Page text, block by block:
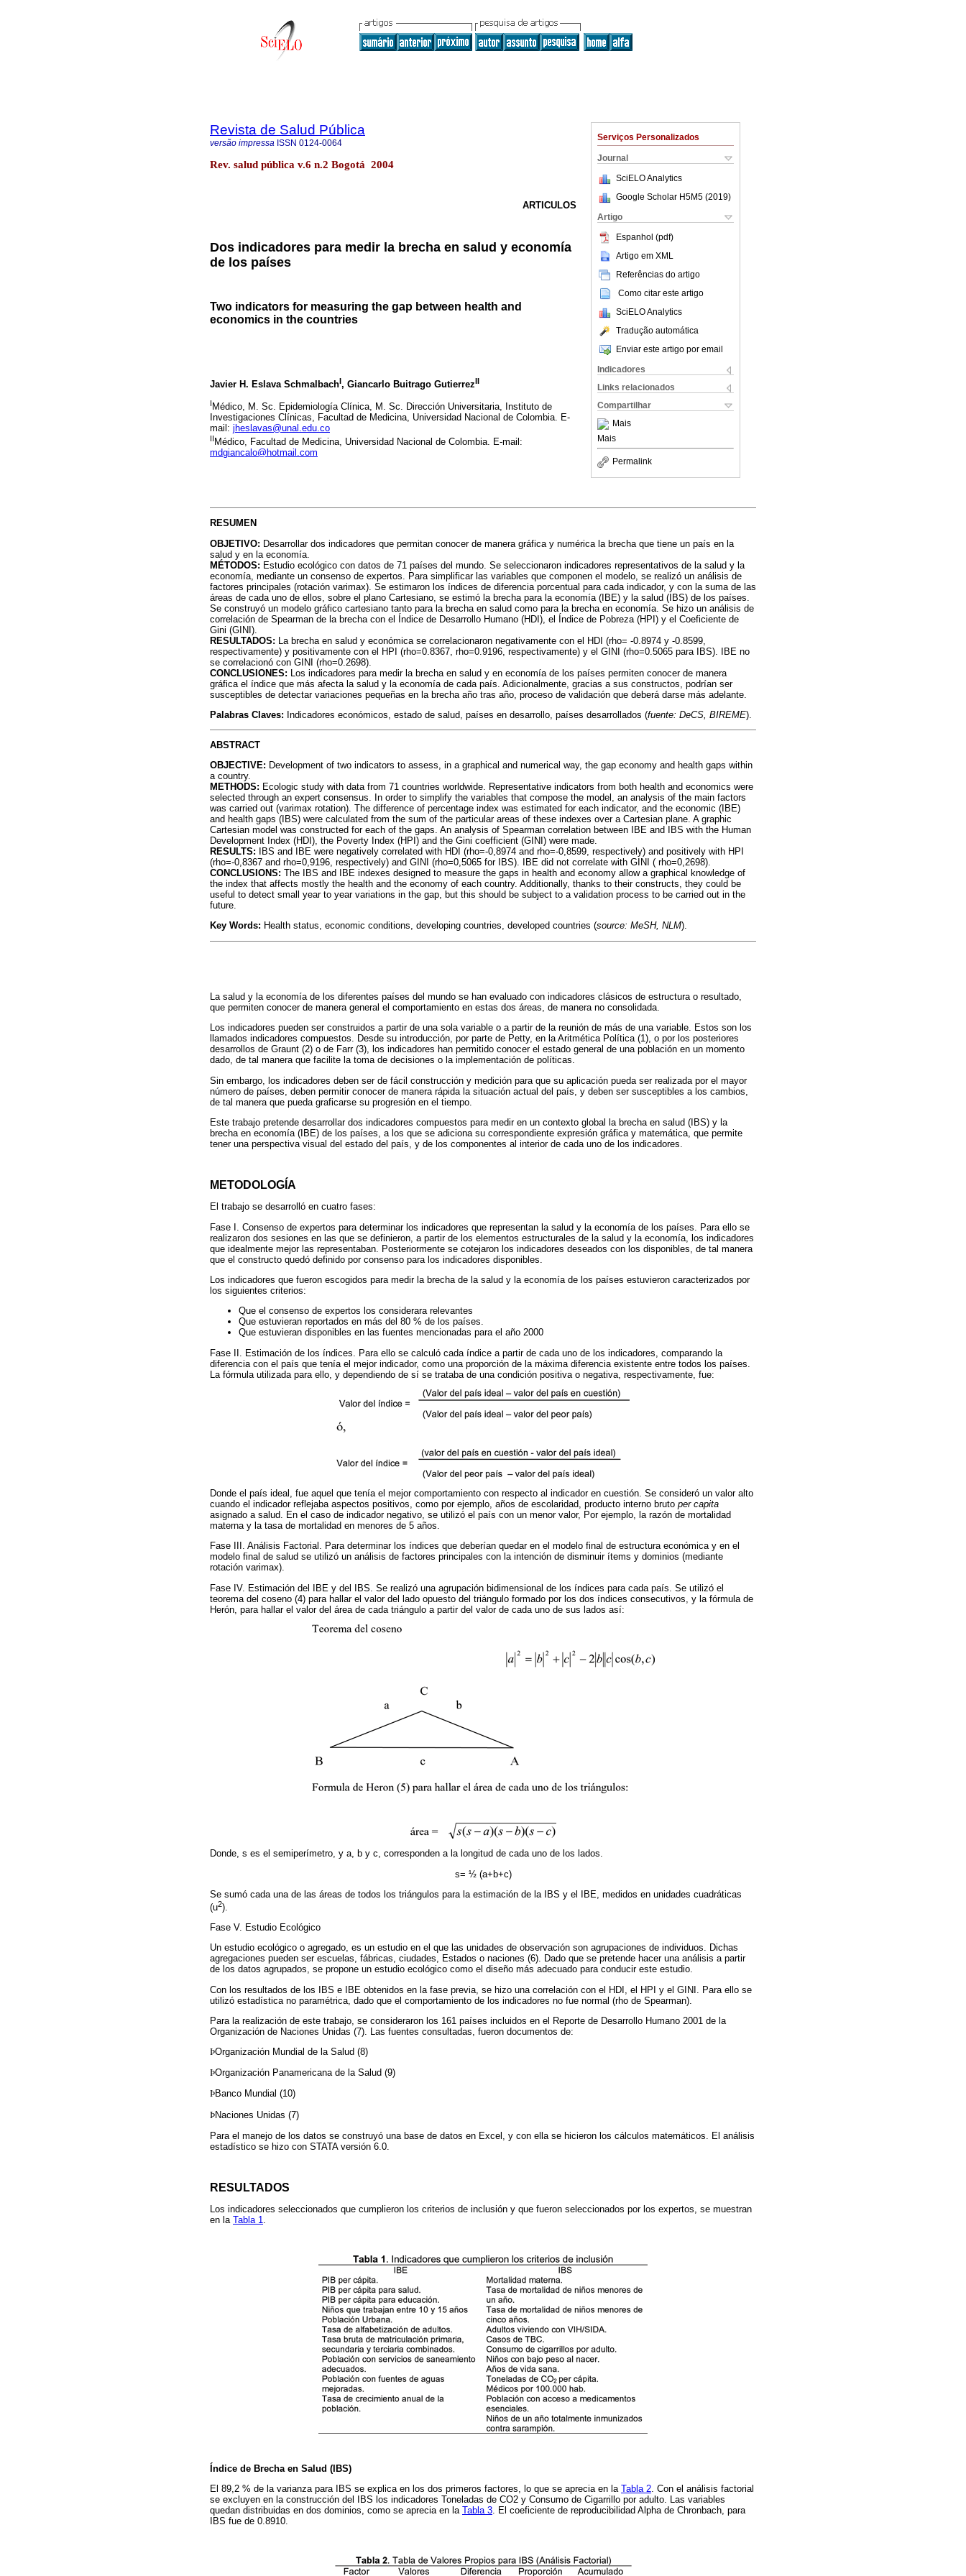
Serviços Personalizados
Journal
SciELO Analytics
Google Scholar H5M5 (2019)
Artigo
Espanhol (pdf)
Artigo em XML
Referências do artigo
Como citar este artigo
SciELO Analytics
Tradução automática
Enviar este artigo por email
Indicadores
Links relacionados
Compartilhar
Mais
Mais
Permalink
Revista de Salud Pública
versão impressa ISSN 0124-0064
Rev. salud pública v.6 n.2 Bogotá 2004
ARTICULOS
Dos indicadores para medir la brecha en salud y economía
de los países
Two indicators for measuring the gap between health and
economics in the countries
Javier H. Eslava SchmalbachI, Giancarlo Buitrago GutierrezII
I Médico, M. Sc. Epidemiología Clínica, M. Sc. Dirección Universitaria, Instituto de
Investigaciones Clínicas, Facultad de Medicina, Universidad Nacional de Colombia. E-
mail: jheslavas@unal.edu.co
IIMédico, Facultad de Medicina, Universidad Nacional de Colombia. E-mail:
mdgiancalo@hotmail.com
RESUMEN
OBJETIVO: Desarrollar dos indicadores que permitan conocer de manera gráfica y numérica la brecha que tiene un país en la
salud y en la economía.
MÉTODOS: Estudio ecológico con datos de 71 países del mundo. Se seleccionaron indicadores representativos de la salud y la
economía, mediante un consenso de expertos. Para simplificar las variables que componen el modelo, se realizó un análisis de
factores principales (rotación varimax). Se estimaron los índices de diferencia porcentual para cada indicador, y con la suma de las
áreas de cada uno de ellos, sobre el plano Cartesiano, se estimó la brecha para la economía (IBE) y la salud (IBS) de los países.
Se construyó un modelo gráfico cartesiano tanto para la brecha en salud como para la brecha en economía. Se hizo un análisis de
correlación de Spearman de la brecha con el Índice de Desarrollo Humano (HDI), el Índice de Pobreza (HPI) y el Coeficiente de
Gini (GINI).
RESULTADOS: La brecha en salud y económica se correlacionaron negativamente con el HDI (rho= -0.8974 y -0.8599,
respectivamente) y positivamente con el HPI (rho=0.8367, rho=0.9196, respectivamente) y el GINI (rho=0.5065 para IBS). IBE no
se correlacionó con GINI (rho=0.2698).
CONCLUSIONES: Los indicadores para medir la brecha en salud y en economía de los países permiten conocer de manera
gráfica el índice que más afecta la salud y la economía de cada país. Adicionalmente, gracias a sus constructos, podrían ser
susceptibles de detectar variaciones pequeñas en la brecha año tras año, proceso de validación que deberá darse más adelante.
Palabras Claves: Indicadores económicos, estado de salud, países en desarrollo, países desarrollados (fuente: DeCS, BIREME).
ABSTRACT
OBJECTIVE: Development of two indicators to assess, in a graphical and numerical way, the gap economy and health gaps within
a country.
METHODS: Ecologic study with data from 71 countries worldwide. Representative indicators from both health and economics were
selected through an expert consensus. In order to simplify the variables that compose the model, an analysis of the main factors
was carried out (varimax rotation). The difference of percentage index was estimated for each indicator, and the economic (IBE)
and health gaps (IBS) were calculated from the sum of the particular areas of these indexes over a Cartesian plane. A graphic
Cartesian model was constructed for each of the gaps. An analysis of Spearman correlation between IBE and IBS with the Human
Development Index (HDI), the Poverty Index (HPI) and the Gini coefficient (GINI) were made.
RESULTS: IBS and IBE were negatively correlated with HDI (rho=-0,8974 and rho=-0,8599, respectively) and positively with HPI
(rho=-0,8367 and rho=0,9196, respectively) and GINI (rho=0,5065 for IBS). IBE did not correlate with GINI ( rho=0,2698).
CONCLUSIONS: The IBS and IBE indexes designed to measure the gaps in health and economy allow a graphical knowledge of
the index that affects mostly the health and the economy of each country. Additionally, thanks to their constructs, they could be
useful to detect small year to year variations in the gap, but this should be subject to a validation process to be carried out in the
future.
Key Words: Health status, economic conditions, developing countries, developed countries (source: MeSH, NLM).
La salud y la economía de los diferentes países del mundo se han evaluado con indicadores clásicos de estructura o resultado,
que permiten conocer de manera general el comportamiento en estas dos áreas, de manera no consolidada.
Los indicadores pueden ser construidos a partir de una sola variable o a partir de la reunión de más de una variable. Estos son los
llamados indicadores compuestos. Desde su introducción, por parte de Petty, en la Aritmética Política (1), o por los posteriores
desarrollos de Graunt (2) o de Farr (3), los indicadores han permitido conocer el estado general de una población en un momento
dado, de tal manera que facilite la toma de decisiones o la implementación de políticas.
Sin embargo, los indicadores deben ser de fácil construcción y medición para que su aplicación pueda ser realizada por el mayor
número de países, deben permitir conocer de manera rápida la situación actual del país, y deben ser susceptibles a los cambios,
de tal manera que pueda graficarse su progresión en el tiempo.
Este trabajo pretende desarrollar dos indicadores compuestos para medir en un contexto global la brecha en salud (IBS) y la
brecha en economía (IBE) de los países, a los que se adiciona su correspondiente expresión gráfica y matemática, que permite
tener una perspectiva visual del estado del país, y de los componentes al interior de cada uno de los indicadores.
METODOLOGÍA
El trabajo se desarrolló en cuatro fases:
Fase I. Consenso de expertos para determinar los indicadores que representan la salud y la economía de los países. Para ello se
realizaron dos sesiones en las que se definieron, a partir de los elementos estructurales de la salud y la economía, los indicadores
que idealmente mejor las representaban. Posteriormente se cotejaron los indicadores deseados con los disponibles, de tal manera
que el constructo quedó definido por consenso para los indicadores disponibles.
Los indicadores que fueron escogidos para medir la brecha de la salud y la economía de los países estuvieron caracterizados por
los siguientes criterios:
Que el consenso de expertos los considerara relevantes
Que estuvieran reportados en más del 80 % de los países.
Que estuvieran disponibles en las fuentes mencionadas para el año 2000
Fase II. Estimación de los índices. Para ello se calculó cada índice a partir de cada uno de los indicadores, comparando la
diferencia con el país que tenía el mejor indicador, como una proporción de la máxima diferencia existente entre todos los países.
La fórmula utilizada para ello, y dependiendo de sí se trataba de una condición positiva o negativa, respectivamente, fue:
Donde el país ideal, fue aquel que tenía el mejor comportamiento con respecto al indicador en cuestión. Se consideró un valor alto
cuando el indicador reflejaba aspectos positivos, como por ejemplo, años de escolaridad, producto interno bruto percapita
asignado a salud. En el caso de indicador negativo, se utilizó el país con un menor valor, Por ejemplo, la razón de mortalidad
materna y la tasa de mortalidad en menores de 5 años.
Fase III. Análisis Factorial. Para determinar los índices que deberían quedar en el modelo final de estructura económica y en el
modelo final de salud se utilizó un análisis de factores principales con la intención de disminuir ítems y dominios (mediante
rotación varimax).
Fase IV. Estimación del IBE y del IBS. Se realizó una agrupación bidimensional de los índices para cada país. Se utilizó el
teorema del coseno (4) para hallar el valor del lado opuesto del triángulo formado por los dos índices consecutivos, y la fórmula de
Herón, para hallar el valor del área de cada triángulo a partir del valor de cada uno de sus lados así:
Donde, s es el semiperímetro, y a, b y c, corresponden a la longitud de cada uno de los lados.
s= ½ (a+b+c)
Se sumó cada una de las áreas de todos los triángulos para la estimación de la IBS y el IBE, medidos en unidades cuadráticas
(u2).
Fase V. Estudio Ecológico
Un estudio ecológico o agregado, es un estudio en el que las unidades de observación son agrupaciones de individuos. Dichas
agregaciones pueden ser escuelas, fábricas, ciudades, Estados o naciones (6). Dado que se pretende hacer una análisis a partir
de los datos agrupados, se propone un estudio ecológico como el diseño más adecuado para conducir este estudio.
Con los resultados de los IBS e IBE obtenidos en la fase previa, se hizo una correlación con el HDI, el HPI y el GINI. Para ello se
utilizó estadística no paramétrica, dado que el comportamiento de los indicadores no fue normal (rho de Spearman).
Para la realización de este trabajo, se consideraron los 161 países incluidos en el Reporte de Desarrollo Humano 2001 de la
Organización de Naciones Unidas (7). Las fuentes consultadas, fueron documentos de:
ÞOrganización Mundial de la Salud (8)
ÞOrganización Panamericana de la Salud (9)
ÞBanco Mundial (10)
ÞNaciones Unidas (7)
Para el manejo de los datos se construyó una base de datos en Excel, y con ella se hicieron los cálculos matemáticos. El análisis
estadístico se hizo con STATA versión 6.0.
RESULTADOS
Los indicadores seleccionados que cumplieron los criterios de inclusión y que fueron seleccionados por los expertos, se muestran
en la Tabla 1.
Índice de Brecha en Salud (IBS)
El 89,2 % de la varianza para IBS se explica en los dos primeros factores, lo que se aprecia en la Tabla 2. Con el análisis factorial
se excluyen en la construcción del IBS los indicadores Toneladas de CO2 y Consumo de Cigarrillo por adulto. Las variables
quedan distribuidas en dos dominios, como se aprecia en la Tabla 3. El coeficiente de reproducibilidad Alpha de Chronbach, para
IBS fue de 0.8910.